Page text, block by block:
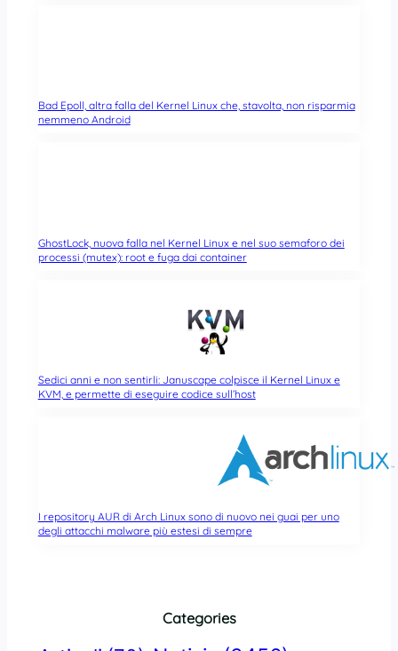
Bad Epoll, altra falla del Kernel Linux che, stavolta, non risparmia
nemmeno Android
GhostLock, nuova falla nel Kernel Linux e nel suo semaforo dei
processi (mutex): root e fuga dai container
Sedici anni e non sentirli: Januscape colpisce il Kernel Linux e
KVM, e permette di eseguire codice sull’host
I repository AUR di Arch Linux sono di nuovo nei guai per uno
degli attacchi malware più estesi di sempre
Categories